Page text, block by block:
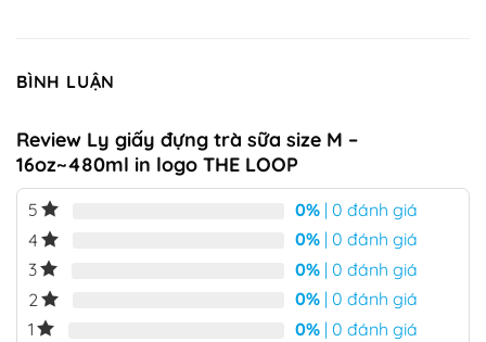
BÌNH LUẬN
Review Ly giấy đựng trà sữa size M –
16oz~480ml in logo THE LOOP
5 0% | 0 đánh giá
4
0% | 0 đánh giá
3
0% | 0 đánh giá
2
0% | 0 đánh giá
1
0% | 0 đánh giá